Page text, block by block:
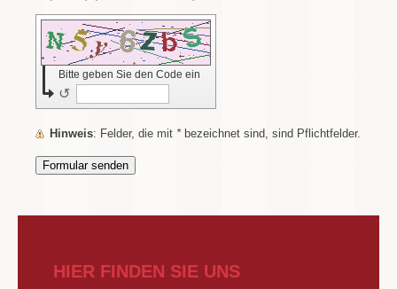
Bitte geben Sie den Code ein
↺
Hinweis : Felder, die mit *bezeichnet sind, sind Pflichtfelder.
HIER FINDEN SIE UNS